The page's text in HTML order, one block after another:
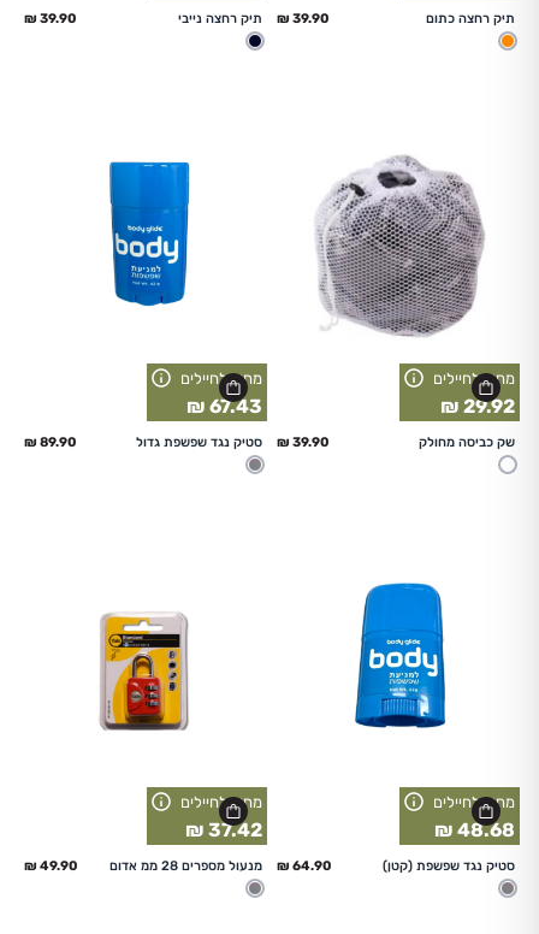
תיק רחצה כתום
כתום
החל מ תיק רחצה נייבי
נייבי
החל מ
מחיר לחיילים
29.92 ₪
שק כביסה מחולק
לבן
החל מ
מחיר לחיילים
67.43 ₪
סטיק נגד שפשפת גדול
מעורב
החל מ
מחיר לחיילים
48.68 ₪
סטיק נגד שפשפת (קטן)
מעורב
החל מ
מחיר לחיילים
37.42 ₪
מנעול מספרים 28 ממ אדום
מעורב
החל מ